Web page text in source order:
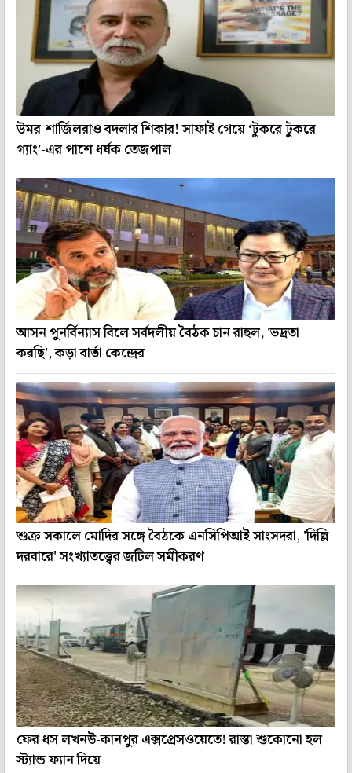
উমর-শার্জিলরাও বদলার শিকার! সাফাই গেয়ে ‘টুকরে টুকরে
গ্যাং’-এর পাশে ধর্ষক তেজপাল
আসন পুনর্বিন্যাস বিলে সর্বদলীয় বৈঠক চান রাহুল, 'ভদ্রতা
করছি', কড়া বার্তা কেন্দ্রের
শুক্র সকালে মোদির সঙ্গে বৈঠকে এনসিপিআই সাংসদরা, 'দিল্লি
দরবারে' সংখ্যাতত্ত্বের জটিল সমীকরণ
ফের ধস লখনউ-কানপুর এক্সপ্রেসওয়েতে! রাস্তা শুকোনো হল
স্ট্যান্ড ফ্যান দিয়ে